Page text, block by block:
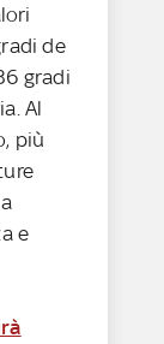
de
gradi
Al
più
e